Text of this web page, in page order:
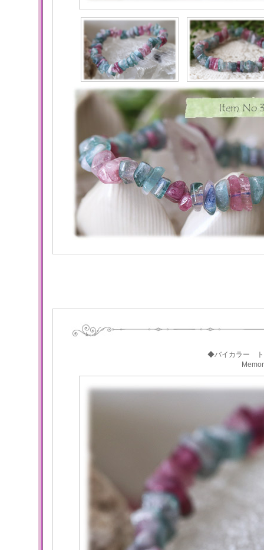
◆バイカラー ト